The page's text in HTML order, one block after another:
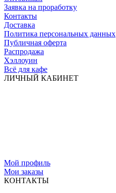
Заявка на проработку
Контакты
Доставка
Политика персональных данных
Публичная оферта
Распродажа
Хэллоуин
Всё для кафе
ЛИЧНЫЙ КАБИНЕТ
Мой профиль
Мои заказы
КОНТАКТЫ